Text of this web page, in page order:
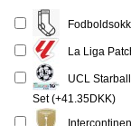
La Liga
UCL
Set (+41.35DKK)